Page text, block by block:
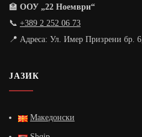
🏫 ООУ „22 Ноември“
📞 +389 2 252 06 73
📍 Адреса: Ул. Имер Призрени бр. 6,
ЈАЗИК
Македонски